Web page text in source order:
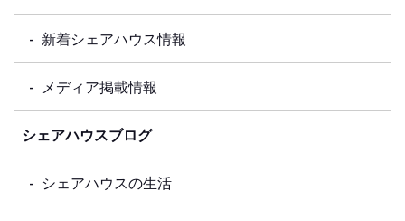
新着シェアハウス情報
メディア掲載情報
シェアハウスブログ
シェアハウスの生活